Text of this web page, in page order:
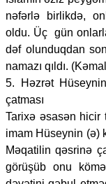
nəfərlə birlikdə,
oldu. Üç gün
dəf olunduqdan
namazı qıldı.
5. Həzrət
çatması
Tarixə əsasən
imam Hüseynin (ə)
Məqatilin qəsrinə
görüşüb onu